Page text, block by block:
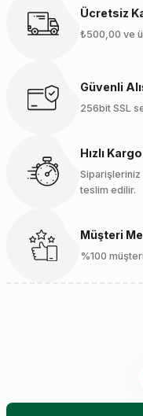
Ücretsiz
₺500,00 ve
Güvenli
256bit SSL
Hızlı Kargo
teslim edilir.
Müşteri
%100